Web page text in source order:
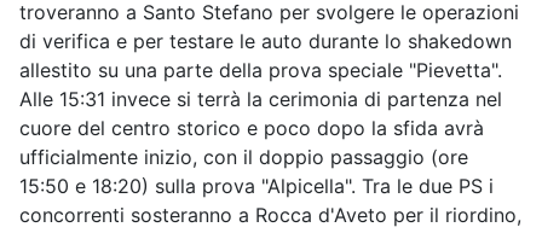
troveranno a Santo Stefano per svolgere le operazioni
di verifica e per testare le auto durante lo shakedown
allestito su una parte della prova speciale "Pievetta".
Alle 15:31 invece si terrà la cerimonia di partenza nel
cuore del centro storico e poco dopo la sfida avrà
ufficialmente inizio, con il doppio passaggio (ore
15:50 e 18:20) sulla prova "Alpicella". Tra le due PS i
concorrenti sosteranno a Rocca d'Aveto per il riordino,